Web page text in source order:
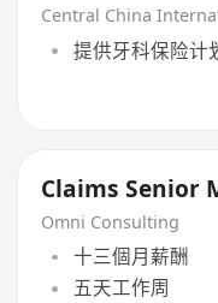
Central China
提供牙科保险计
Claims Senior
Omni Consulting
十三個月薪酬
五天工作周